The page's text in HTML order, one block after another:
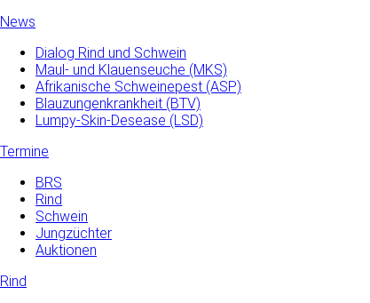
News
Dialog Rind und Schwein
Maul- und­ Klauenseuche­ (MKS)
Afrikanische Schweinepest (ASP)
Blauzungenkrankheit (BTV)
Lumpy-Skin-Desease (LSD)
Termine
BRS
Rind
Schwein
Jungzüchter
Auktionen
Rind